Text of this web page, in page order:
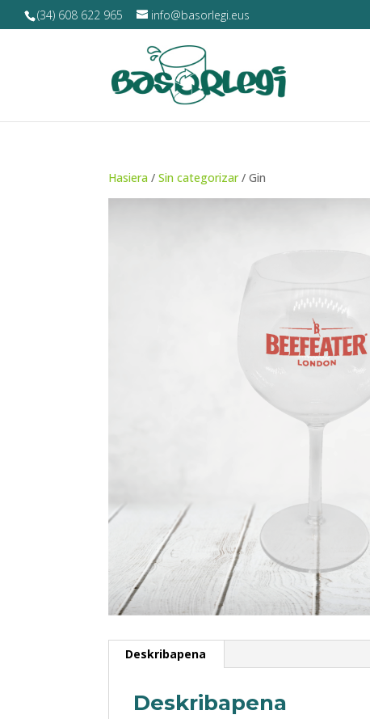
(34) 608 622 965 info@basorlegi.eus
Hasiera /Sin categorizar/ Gin
Deskribapena
Deskribapena